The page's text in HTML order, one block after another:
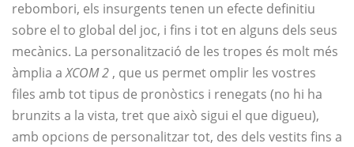
rebombori, els insurgents tenen un efecte definitiu
sobre el to global del joc, i fins i tot en alguns dels seus
mecànics. La personalització de les tropes és molt més
àmplia aXCOM 2 , que us permet omplir les vostres
files amb tot tipus de pronòstics i renegats (no hi ha
brunzits a la vista, tret que això sigui el que digueu),
amb opcions de personalitzar tot, des dels vestits fins a